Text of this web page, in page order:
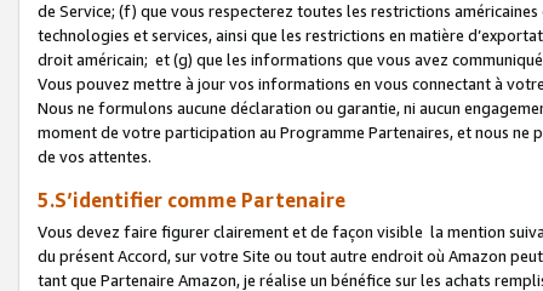
de Service; (f) que vous respecterez toutes les restrictions
technologies et services, ainsi que les restrictions en matière
droit américain; et (g) que les informations que vous avez
Vous pouvez mettre à jour vos informations en vous connectant à
Nous ne formulons aucune déclaration ou garantie, ni aucun
moment de votre participation au Programme Partenaires, et nous
de vos attentes.
5.S’identifier comme Partenaire
Vous devez faire figurer clairement et de façon visible la mention
du présent Accord, sur votre Site ou tout autre endroit où Amazon
tant que Partenaire Amazon, je réalise un bénéfice sur les achats